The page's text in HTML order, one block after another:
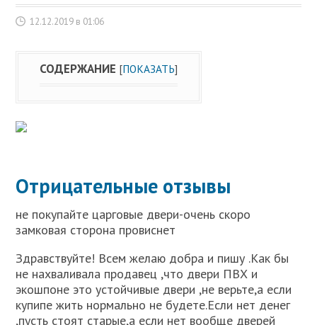
12.12.2019 в 01:06
СОДЕРЖАНИЕ [ПОКАЗАТЬ]
Отрицательные отзывы
не покупайте царговые двери-очень скоро
замковая сторона провиснет
Здравствуйте! Всем желаю добра и пишу .Как бы
не нахваливала продавец ,что двери ПВХ и
экошпоне это устойчивые двери ,не верьте,а если
купипе жить нормально не будете.Если нет денег
,пусть стоят старые,а если нет вообще дверей